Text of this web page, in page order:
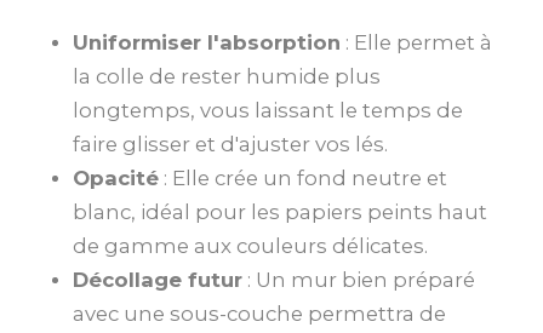
Uniformiser l'absorption : Elle permet à
la colle de rester humide plus
longtemps, vous laissant le temps de
faire glisser et d'ajuster vos lés.
Opacité : Elle crée un fond neutre et
blanc, idéal pour les papiers peints haut
de gamme aux couleurs délicates.
Décollage futur : Un mur bien préparé
avec une sous-couche permettra de